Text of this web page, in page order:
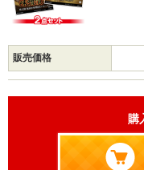
販売価格
購